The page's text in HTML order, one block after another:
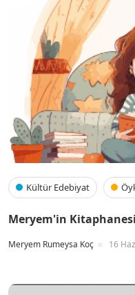
Kültür Edebiyat
Meryem'in
Meryem Rumeysa Koç 16